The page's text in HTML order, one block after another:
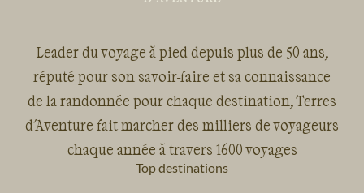
Leader du voyage à pied depuis plus de 50 ans,
réputé pour son savoir-faire et sa connaissance
de la randonnée pour chaque destination, Terres
d'Aventure fait marcher des milliers de voyageurs
chaque année à travers 1600 voyages
Top destinations